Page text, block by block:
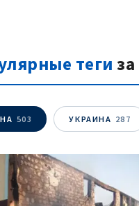
теги
503 УКРАИНА 287